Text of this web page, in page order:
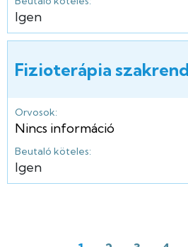
Igen
Fizioterápia
Orvosok:
Nincs információ
Beutaló köteles:
Igen